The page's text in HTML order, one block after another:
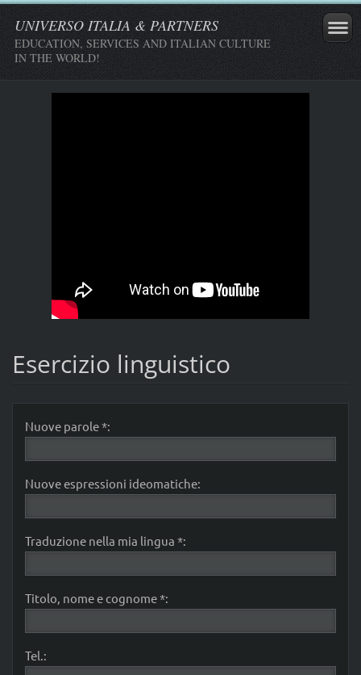
UNIVERSO ITALIA & PARTNERS
EDUCATION, SERVICES AND ITALIAN CULTURE
IN THE WORLD!
Esercizio linguistico
Nuove parole *:
Nuove espressioni ideomatiche:
Traduzione nella mia lingua *:
Titolo, nome e cognome *:
Tel.: